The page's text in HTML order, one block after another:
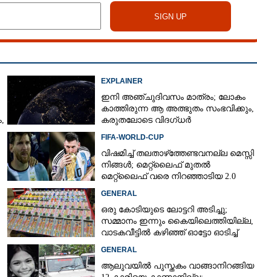
EXPLAINER
ഇനി അഞ്ചുദിവസം മാത്രം; ലോകം
കാത്തിരുന്ന ആ അത്ഭുതം സംഭവിക്കും,
കരുതലോടെ വിദഗ്ധർ
FIFA-WORLD-CUP
വിഷമിച്ച് തലതാഴ്‌ത്തേണ്ടവനല്ല മെസ്സി
നിങ്ങള്‍; മെറ്റ്‌ലൈഫ് മുതല്‍
മെറ്റ്‌ലൈഫ് വരെ നിറഞ്ഞാടിയ 2.0
GENERAL
ഒരു കോടിയുടെ ലോട്ടറി അടിച്ചു;
സമ്മാനം ഇന്നും കൈയിലെത്തിയില്ല,
വാടകവീട്ടിൽ കഴിഞ്ഞ് ഓട്ടോ ഓടിച്ച്
GENERAL
ആലുവയിൽ പുസ്തകം വാങ്ങാനിറങ്ങിയ